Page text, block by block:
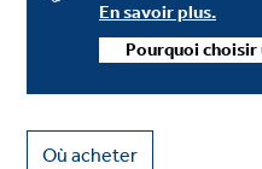
En savoir plus.
Pourquoi choisir
Où acheter